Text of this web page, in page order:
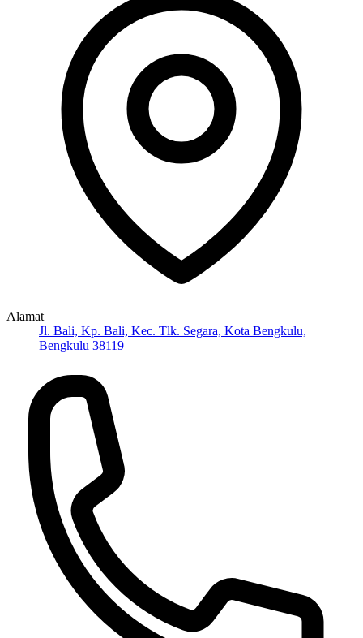
Alamat
Jl. Bali, Kp. Bali, Kec. Tlk. Segara, Kota Bengkulu,
Bengkulu 38119